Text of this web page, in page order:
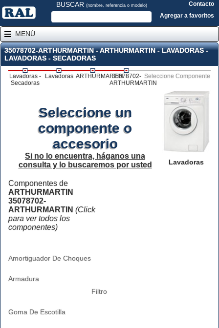
BUSCAR (nombre, referencia o modelo)
Contacto
Agregar a favoritos
MENÚ
35078702-ARTHURMARTIN - ARTHURMARTIN - LAVADORAS -
LAVADORAS - SECADORAS
Lavadoras -
Secadoras
Lavadoras ARTHURMARTIN35078702-
ARTHURMARTIN
Seleccione Componente
Lavadoras
Seleccione un
componente o
accesorio
Si no lo encuentra, háganos una
consulta y lo buscaremos por usted
Componentes de
ARTHURMARTIN
35078702-
ARTHURMARTIN (Click
para ver todos los
componentes)
Amortiguador De Choques
Armadura
Filtro
Goma De Escotilla